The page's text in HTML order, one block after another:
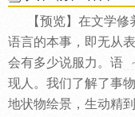
【预览】在文学
语言的本事，即无从
会有多少说服力。语
现人。我们了解了事
地状物绘景，生动精